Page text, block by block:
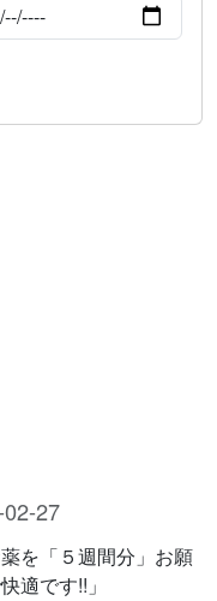
27
を「５週間分」お願
適です!!」